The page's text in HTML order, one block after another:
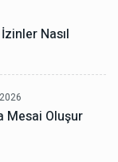
Nasıl
Mesai Oluşur